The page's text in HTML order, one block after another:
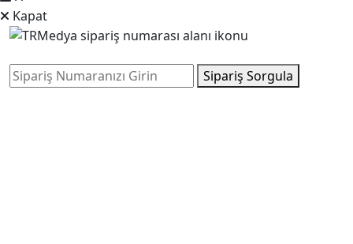
Kapat
Sipariş Sorgula